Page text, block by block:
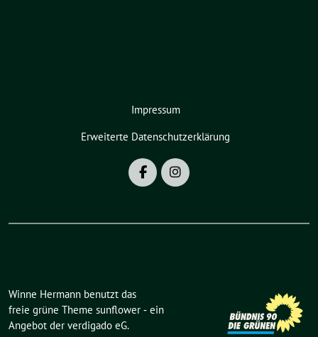
Impressum
Erweiterte Datenschutzerklärung
Winne Hermann benutzt das
freie grüne Theme sunflower ‐ ein
Angebot der verdigado eG.